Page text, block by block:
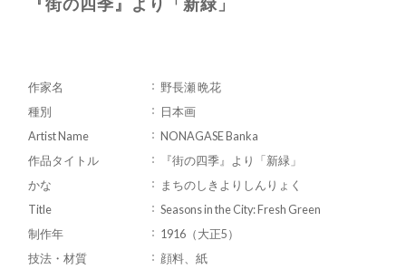
『街の四季』より「新緑」
作家名
野長瀬 晩花
種別
日本画
Artist Name
NONAGASE Banka
作品タイトル
『街の四季』より「新緑」
かな
まちのしきよりしんりょく
Title
Seasons in the City: Fresh Green
制作年
1916（大正5）
技法・材質
顔料、紙